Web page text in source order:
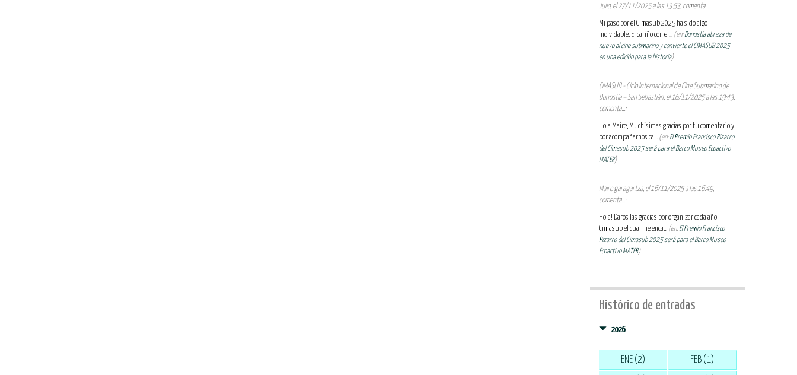
Julio, el 27/11/2025 a las 13:53, comenta...:
Mi paso por el Cimasub 2025 ha sido algo
inolvidable. El cariño con el... (en:Donostia abraza de
nuevo al cine submarino y convierte el CIMASUB 2025
en una edición para la historia)
CIMASUB - Ciclo Internacional de Cine Submarino de
Donostia – San Sebastián, el 16/11/2025 a las 19:43,
comenta...:
Hola Maire, Muchísimas gracias por tu comentario y
por acompañarnos ca... (en:El Premio Francisco Pizarro
del Cimasub 2025 será para el Barco Museo Ecoactivo
MATER)
Maire garagartza, el 16/11/2025 a las 16:49,
comenta...:
Hola! Daros las gracias por organizar cada año
Cimasub el cual me enca... (en:El Premio Francisco
Pizarro del Cimasub 2025 será para el Barco Museo
Ecoactivo MATER)
Histórico de entradas
2026
ENE (2) FEB (1)